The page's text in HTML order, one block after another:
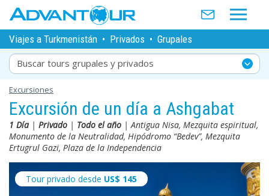
Viajes a Turkmenistán • Privados • Grupales
Buscar tours grupales y privados
Excursiones
Excursión de un día a Ashgabat
1 Día| Privado | Todo el año | Antigua Nisa, Mezquita espiritual,
Monumento de la Neutralidad, Hipódromo “Bedev”, Mezquita
Ertugrul Gazi, Plaza de la Independencia
Tour privado desde US$ 145